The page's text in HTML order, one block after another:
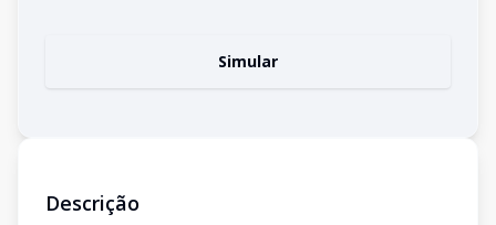
Simular
Descrição